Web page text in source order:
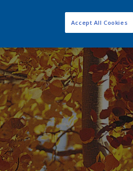
Accept All Cookies